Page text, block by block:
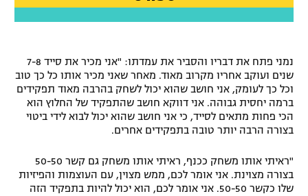
נמני פתח את דבריו והסביר את עמדתו: "אני מכיר את סייד 7-8
שנים ועוקב אחריו מקרוב מאוד. מאחר שאני מכיר אותו כל כך טוב
וכל כך לעומק, אני חושב שהוא יכול לשחק בהרבה מאוד תפקידים
ברמה יחסית גבוהה. אני דווקא חושב שהתפקיד של החלוץ הוא
הכי פחות מתאים לסייד, כי אני חושב שהוא יכול לבוא לידי ביטוי
בצורה הרבה יותר טובה בתפקידים אחרים.
"ראיתי אותו משחק ככנף, ראיתי אותו משחק גם קשר 50-50
בצורה מצוינת. אני אומר לכם, ממש מצוין, עם העוצמות והפיזיות
שלו כקשר 50-50. אני אומר לכם, הוא יכול להיות בתפקיד הזה